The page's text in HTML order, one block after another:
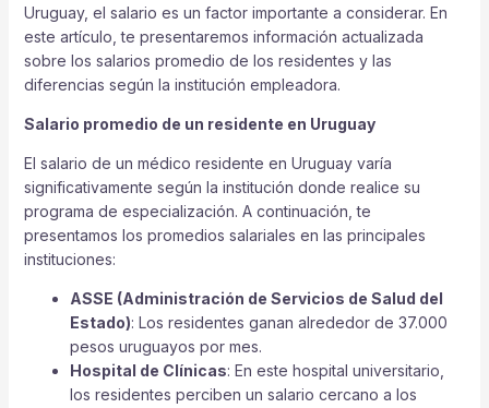
Uruguay, el salario es un factor importante a considerar. En
este artículo, te presentaremos información actualizada
sobre los salarios promedio de los residentes y las
diferencias según la institución empleadora.
Salario promedio de un residente en Uruguay
El salario de un médico residente en Uruguay varía
significativamente según la institución donde realice su
programa de especialización. A continuación, te
presentamos los promedios salariales en las principales
instituciones:
ASSE (Administración de Servicios de Salud del
Estado): Los residentes ganan alrededor de 37.000
pesos uruguayos por mes.
Hospital de Clínicas: En este hospital universitario,
los residentes perciben un salario cercano a los